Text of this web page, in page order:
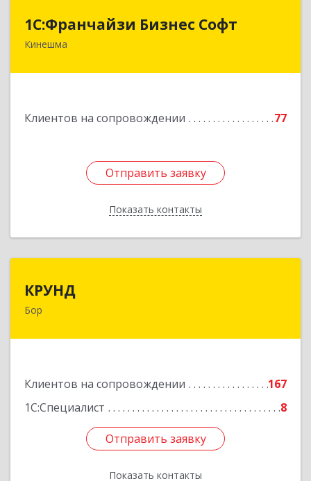
1С:Франчайзи Бизнес Софт
Кинешма
Клиентов на сопровождении 77
Отправить заявку
Показать контакты
1С:Франчайзи Бизнес Софт
155800, Ивановская обл, Кинешма г, Жуковская
Отправить заявку
Назад
КРУНД
Бор
Клиентов на сопровождении
167
1С:Специалист
8
Отправить заявку
Показать контакты
Отправить заявку
Назад